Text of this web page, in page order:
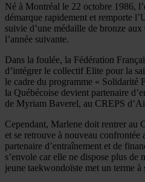
Né à Montréal le 22 octobre 1986,
démarque rapidement et remporte
suivie d’une médaille de bronze
l’année suivante.
Dans la foulée, la Fédération
d’intégrer le collectif Elite pour la
le cadre du programme « Solidarité
la Québécoise devient partenaire
de Myriam Baverel, au CREPS
Cependant, Marlene doit rentrer au
et se retrouve à nouveau confrontée
partenaire d’entraînement et de
s’envole car elle ne dispose plus
jeune taekwondoïste met un terme à